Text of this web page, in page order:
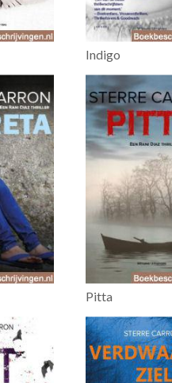
Indigo
Pitta